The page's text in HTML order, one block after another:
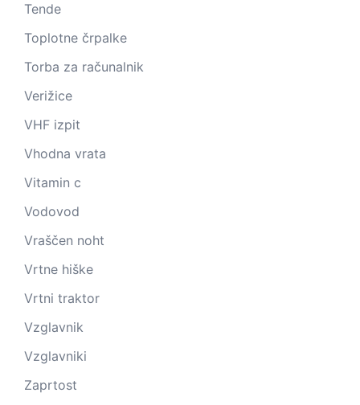
Tende
Toplotne črpalke
Torba za računalnik
Verižice
VHF izpit
Vhodna vrata
Vitamin c
Vodovod
Vraščen noht
Vrtne hiške
Vrtni traktor
Vzglavnik
Vzglavniki
Zaprtost